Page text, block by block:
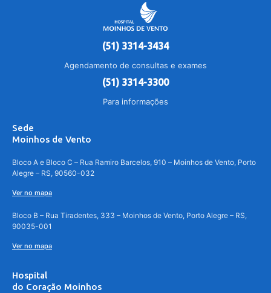
(51) 3314-3434
Agendamento de consultas e exames
(51) 3314-3300
Para informações
Sede
Moinhos de Vento
Bloco A e Bloco C – Rua Ramiro Barcelos, 910 – Moinhos de Vento, Porto
Alegre – RS, 90560-032
Ver no mapa
Bloco B – Rua Tiradentes, 333 – Moinhos de Vento, Porto Alegre – RS,
90035-001
Ver no mapa
Hospital
do Coração Moinhos